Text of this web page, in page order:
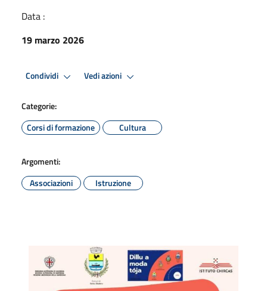
Data :
19 marzo 2026
Condividi Vedi azioni
Categorie:
Corsi di formazione
Cultura
Argomenti:
Associazioni
Istruzione